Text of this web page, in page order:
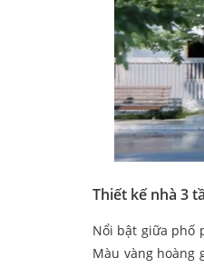
Thiết kế nhà 3
Nổi bật giữa phố
Màu vàng hoàng